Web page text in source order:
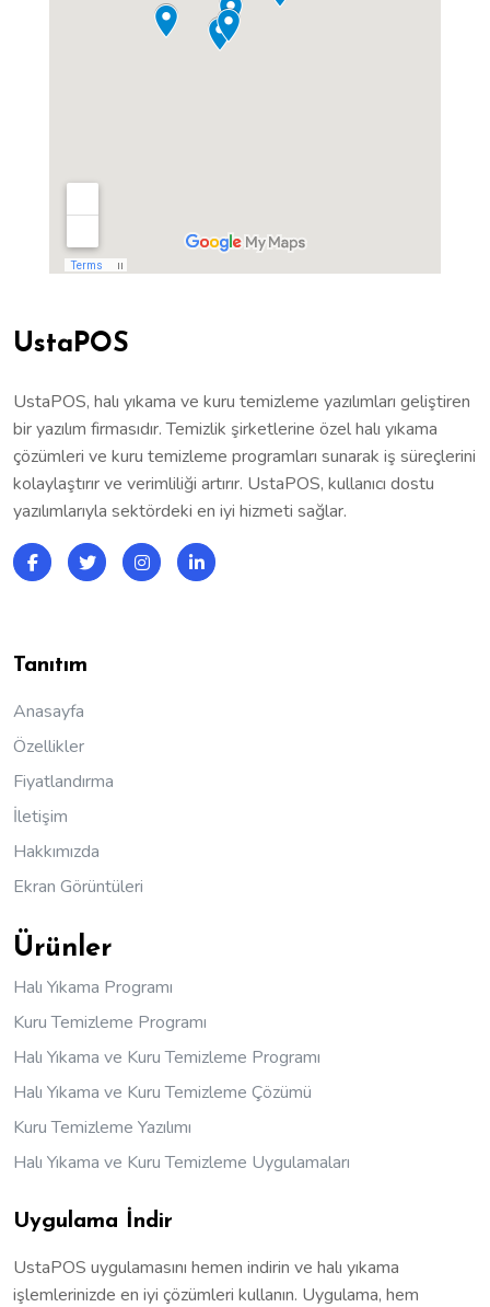
UstaPOS
UstaPOS, halı yıkama ve kuru temizleme yazılımları geliştiren
bir yazılım firmasıdır. Temizlik şirketlerine özel halı yıkama
çözümleri ve kuru temizleme programları sunarak iş süreçlerini
kolaylaştırır ve verimliliği artırır. UstaPOS, kullanıcı dostu
yazılımlarıyla sektördeki en iyi hizmeti sağlar.
Tanıtım
Anasayfa
Özellikler
Fiyatlandırma
İletişim
Hakkımızda
Ekran Görüntüleri
Ürünler
Halı Yıkama Programı
Kuru Temizleme Programı
Halı Yıkama ve Kuru Temizleme Programı
Halı Yıkama ve Kuru Temizleme Çözümü
Kuru Temizleme Yazılımı
Halı Yıkama ve Kuru Temizleme Uygulamaları
Uygulama İndir
UstaPOS uygulamasını hemen indirin ve halı yıkama
işlemlerinizde en iyi çözümleri kullanın. Uygulama, hem